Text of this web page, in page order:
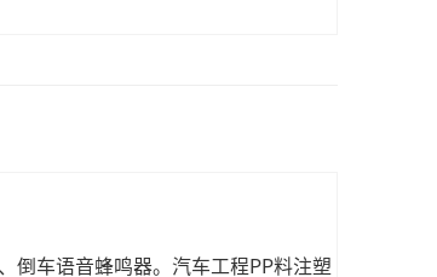
倒车语音蜂鸣器。汽车工程PP料注塑